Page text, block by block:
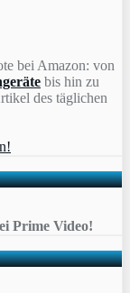
bei Amazon: von
bis hin zu
des täglichen
Prime Video!